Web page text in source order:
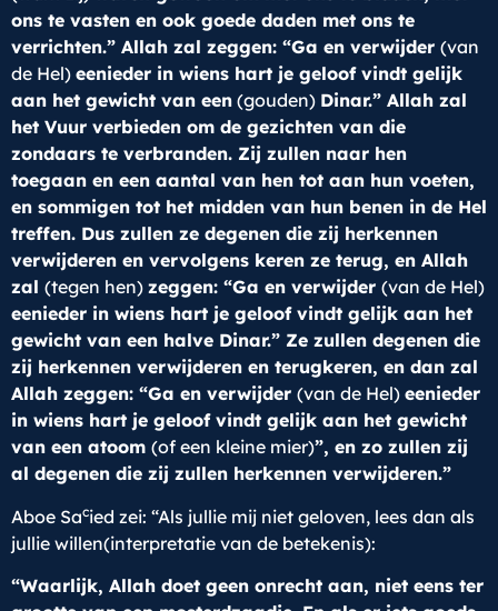
ons te vasten en ook goede daden met ons te
verrichten.” Allah zal zeggen: “Ga en verwijder (van
de Hel) eenieder in wiens hart je geloof vindt gelijk
aan het gewicht van een (gouden) Dinar.” Allah zal
het Vuur verbieden om de gezichten van die
zondaars te verbranden. Zij zullen naar hen
toegaan en een aantal van hen tot aan hun voeten,
en sommigen tot het midden van hun benen in de Hel
treffen. Dus zullen ze degenen die zij herkennen
verwijderen en vervolgens keren ze terug, en Allah
zal (tegen hen) zeggen: “Ga en verwijder (van de Hel)
eenieder in wiens hart je geloof vindt gelijk aan het
gewicht van een halve Dinar.” Ze zullen degenen die
zij herkennen verwijderen en terugkeren, en dan zal
Allah zeggen: “Ga en verwijder (van de Hel) eenieder
in wiens hart je geloof vindt gelijk aan het gewicht
van een atoom (of een kleine mier)”, en zo zullen zij
al degenen die zij zullen herkennen verwijderen.”
Aboe Sacied zei: “Als jullie mij niet geloven, lees dan als
jullie willen(interpretatie van de betekenis):
“Waarlijk, Allah doet geen onrecht aan, niet eens ter